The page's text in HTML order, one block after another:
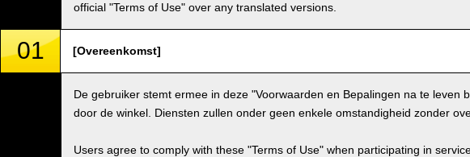
official "Terms of Use" over any translated versions.
01 [Overeenkomst]
De gebruiker stemt ermee in deze "Voorwaarden en Bepalingen na te leven
door de winkel. Diensten zullen onder geen enkele omstandigheid zonder
Users agree to comply with these "Terms of Use" when participating in